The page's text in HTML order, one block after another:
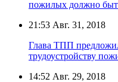
пожилых должно
21:53 Авг. 31, 2018
Глава ТПП
трудоустройству
14:52 Авг. 29, 2018